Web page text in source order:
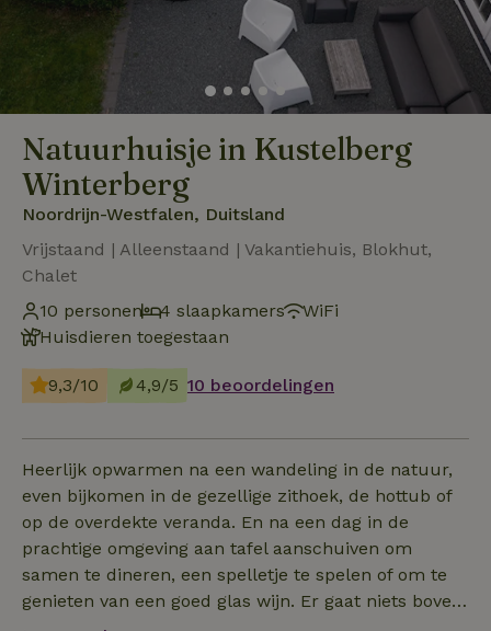
Natuurhuisje in Kustelberg
Winterberg
Noordrijn-Westfalen, Duitsland
Vrijstaand | Alleenstaand | Vakantiehuis, Blokhut,
Chalet
10 personen
4 slaapkamers
WiFi
Huisdieren toegestaan
9,3/10 4,9/5 10 beoordelingen
Heerlijk opwarmen na een wandeling in de natuur,
even bijkomen in de gezellige zithoek, de hottub of
op de overdekte veranda. En na een dag in de
prachtige omgeving aan tafel aanschuiven om
samen te dineren, een spelletje te spelen of om te
genieten van een goed glas wijn. Er gaat niets boven